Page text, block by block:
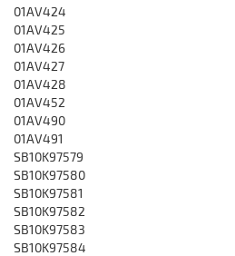
01AV424
01AV425
01AV426
01AV427
01AV428
01AV452
01AV490
01AV491
SB10K97579
SB10K97580
SB10K97581
SB10K97582
SB10K97583
SB10K97584